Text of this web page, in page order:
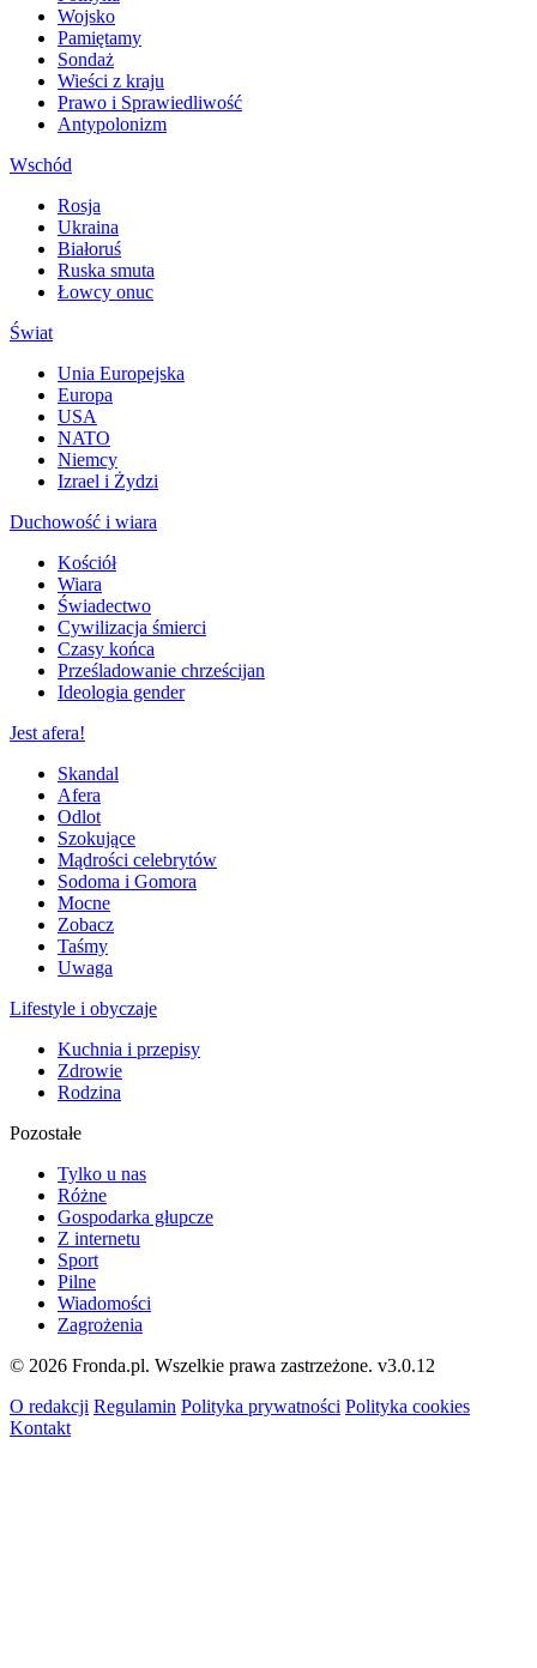
Wojsko
Pamiętamy
Sondaż
Wieści z kraju
Prawo i Sprawiedliwość
Antypolonizm
Wschód
Rosja
Ukraina
Białoruś
Ruska smuta
Łowcy onuc
Świat
Unia Europejska
Europa
USA
NATO
Niemcy
Izrael i Żydzi
Duchowość i wiara
Kościół
Wiara
Świadectwo
Cywilizacja śmierci
Czasy końca
Prześladowanie chrześcijan
Ideologia gender
Jest afera!
Skandal
Afera
Odlot
Szokujące
Mądrości celebrytów
Sodoma i Gomora
Mocne
Zobacz
Taśmy
Uwaga
Lifestyle i obyczaje
Kuchnia i przepisy
Zdrowie
Rodzina
Pozostałe
Tylko u nas
Różne
Gospodarka głupcze
Z internetu
Sport
Pilne
Wiadomości
Zagrożenia
© 2026 Fronda.pl. Wszelkie prawa zastrzeżone. v3.0.12
O redakcji Regulamin Polityka prywatności Polityka cookies
Kontakt